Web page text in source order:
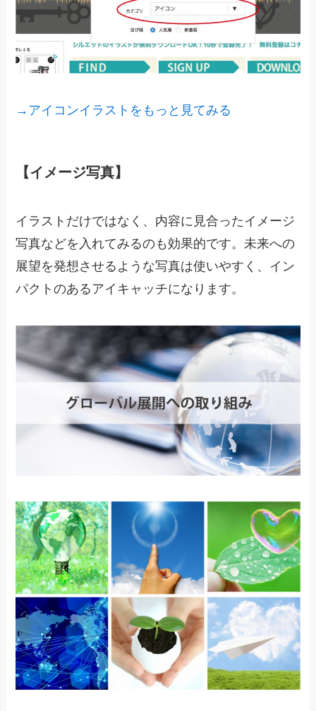
→アイコンイラストをもっと見てみる
【イメージ写真】
イラストだけではなく、内容に見合ったイメージ
写真などを入れてみるのも効果的です。未来への
展望を発想させるような写真は使いやすく、イン
パクトのあるアイキャッチになります。